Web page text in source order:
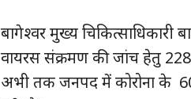
बागेश्वर मुख्य चिकित्साधिकारी
वायरस संक्रमण की जांच हेतु
अभी तक जनपद में कोरोना के